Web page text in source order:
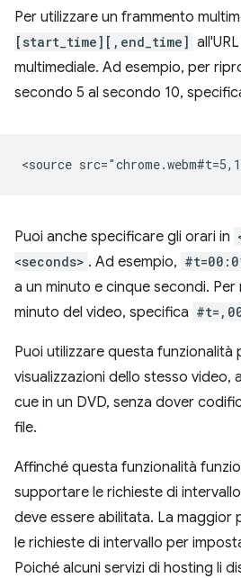
Per utilizzare un frammento
[start_time][,end_time]
multimediale. Ad esempio, per
secondo 5 al secondo 10,
Puoi anche specificare gli orari in
<seconds> . Ad esempio,
a un minuto e cinque secondi.
minuto del video, specifica
Puoi utilizzare questa funzionalità
visualizzazioni dello stesso video,
cue in un DVD, senza dover
file.
Affinché questa funzionalità
supportare le richieste di
deve essere abilitata. La maggior
le richieste di intervallo per
Poiché alcuni servizi di hosting li